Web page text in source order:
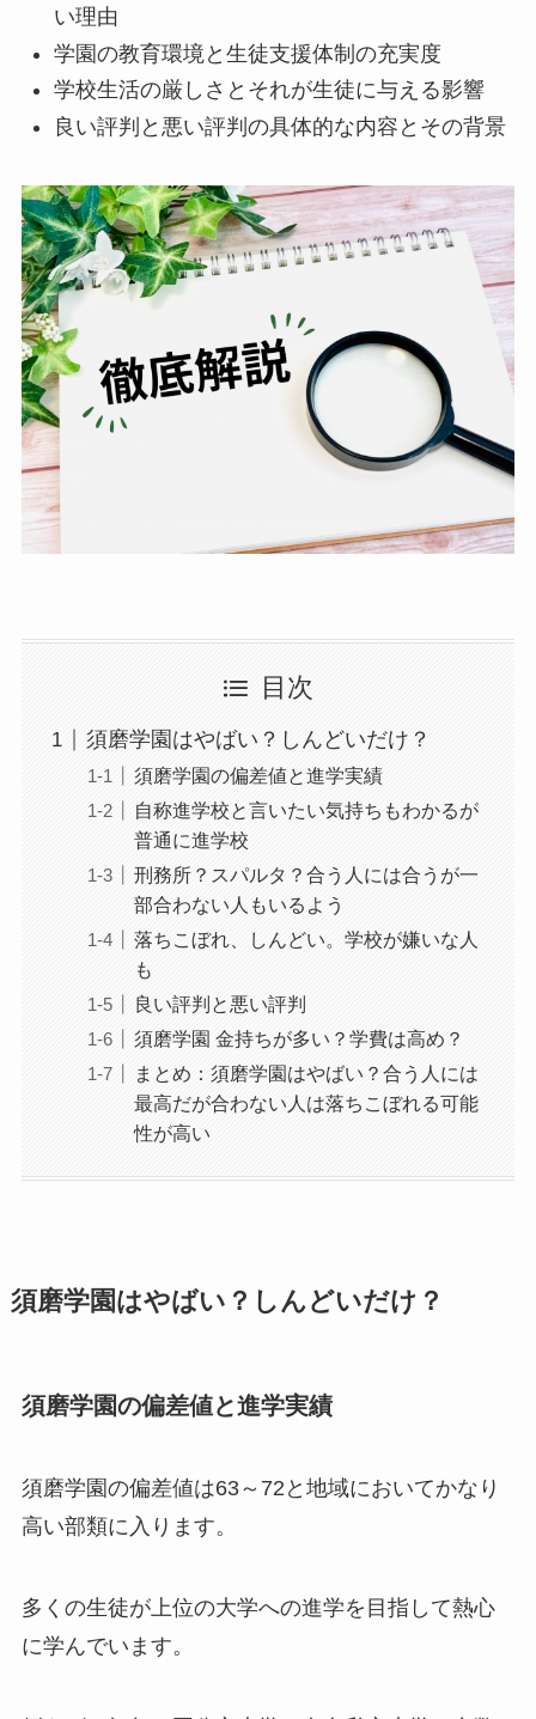
い理由
学園の教育環境と生徒支援体制の充実度
学校生活の厳しさとそれが生徒に与える影響
良い評判と悪い評判の具体的な内容とその背景
目次
須磨学園はやばい？しんどいだけ？
須磨学園の偏差値と進学実績
自称進学校と言いたい気持ちもわかるが
普通に進学校
刑務所？スパルタ？合う人には合うが一
部合わない人もいるよう
落ちこぼれ、しんどい。学校が嫌いな人
も
良い評判と悪い評判
須磨学園 金持ちが多い？学費は高め？
まとめ：須磨学園はやばい？合う人には
最高だが合わない人は落ちこぼれる可能
性が高い
須磨学園はやばい？しんどいだけ？
須磨学園の偏差値と進学実績
須磨学園の偏差値は63～72と地域においてかなり
高い部類に入ります。
多くの生徒が上位の大学への進学を目指して熱心
に学んでいます。